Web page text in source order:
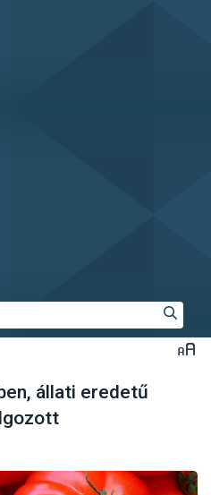
állati eredetű